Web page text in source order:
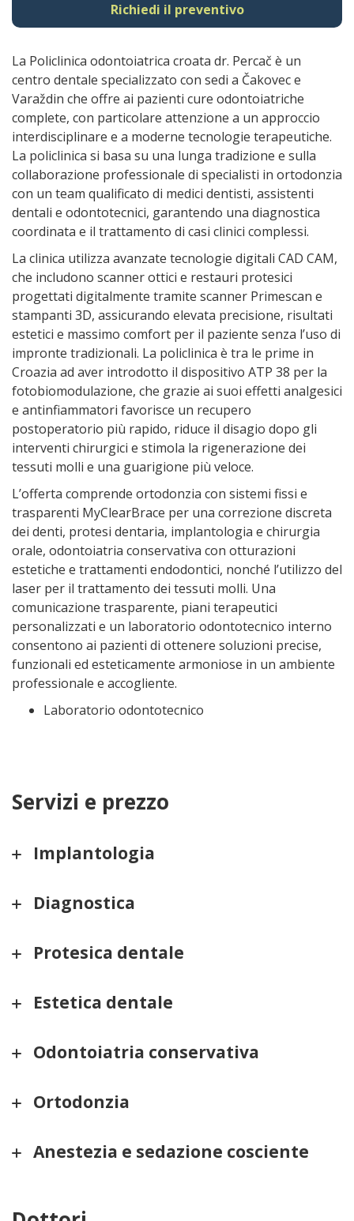
Richiedi il preventivo
La Policlinica odontoiatrica croata dr. Percač è un
centro dentale specializzato con sedi a Čakovec e
Varaždin che offre ai pazienti cure odontoiatriche
complete, con particolare attenzione a un approccio
interdisciplinare e a moderne tecnologie terapeutiche.
La policlinica si basa su una lunga tradizione e sulla
collaborazione professionale di specialisti in ortodonzia
con un team qualificato di medici dentisti, assistenti
dentali e odontotecnici, garantendo una diagnostica
coordinata e il trattamento di casi clinici complessi.
La clinica utilizza avanzate tecnologie digitali CAD CAM,
che includono scanner ottici e restauri protesici
progettati digitalmente tramite scanner Primescan e
stampanti 3D, assicurando elevata precisione, risultati
estetici e massimo comfort per il paziente senza l’uso di
impronte tradizionali. La policlinica è tra le prime in
Croazia ad aver introdotto il dispositivo ATP 38 per la
fotobiomodulazione, che grazie ai suoi effetti analgesici
e antinfiammatori favorisce un recupero
postoperatorio più rapido, riduce il disagio dopo gli
interventi chirurgici e stimola la rigenerazione dei
tessuti molli e una guarigione più veloce.
L’offerta comprende ortodonzia con sistemi fissi e
trasparenti MyClearBrace per una correzione discreta
dei denti, protesi dentaria, implantologia e chirurgia
orale, odontoiatria conservativa con otturazioni
estetiche e trattamenti endodontici, nonché l’utilizzo del
laser per il trattamento dei tessuti molli. Una
comunicazione trasparente, piani terapeutici
personalizzati e un laboratorio odontotecnico interno
consentono ai pazienti di ottenere soluzioni precise,
funzionali ed esteticamente armoniose in un ambiente
professionale e accogliente.
Laboratorio odontotecnico
Servizi e prezzo
Implantologia
Diagnostica
Protesica dentale
Estetica dentale
Odontoiatria conservativa
Ortodonzia
Anestezia e sedazione cosciente